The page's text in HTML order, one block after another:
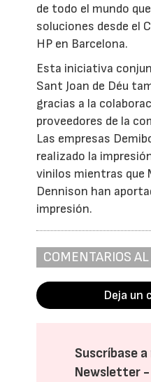
de todo el mundo
soluciones desde el
HP en Barcelona.
Esta iniciativa
Sant Joan de Déu
gracias a la
proveedores de la
Las empresas
realizado la
vinilos mientras que
Dennison han
impresión.
COMENTARIOS
Deja un
Suscríbase
Newsletter -